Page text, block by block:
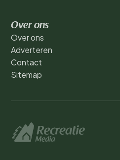
Over ons
Over ons
Adverteren
Contact
Sitemap